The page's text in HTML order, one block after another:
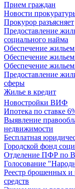
Прием граждан
Новости
Прокурор разъясняет
Предоставление
социального найма
Обеспечение
Обеспечение
Обеспечение
Предоставление
сферы
Жилье в кредит
Новостройки ВИФ
Ипотека по ставке
Выявление
недвижимости
Бесплатная
Городской фонд
Отделение ПФР по
Голосование
Реестр брошенных и
средств